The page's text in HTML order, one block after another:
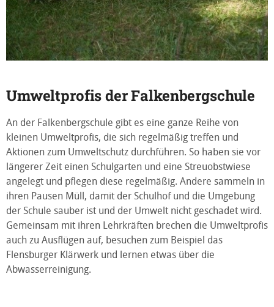
Umweltprofis der Falkenbergschule
An der Falkenbergschule gibt es eine ganze Reihe von
kleinen Umweltprofis, die sich regelmäßig treffen und
Aktionen zum Umweltschutz durchführen. So haben sie vor
längerer Zeit einen Schulgarten und eine Streuobstwiese
angelegt und pflegen diese regelmäßig. Andere sammeln in
ihren Pausen Müll, damit der Schulhof und die Umgebung
der Schule sauber ist und der Umwelt nicht geschadet wird.
Gemeinsam mit ihren Lehrkräften brechen die Umweltprofis
auch zu Ausflügen auf, besuchen zum Beispiel das
Flensburger Klärwerk und lernen etwas über die
Abwasserreinigung.